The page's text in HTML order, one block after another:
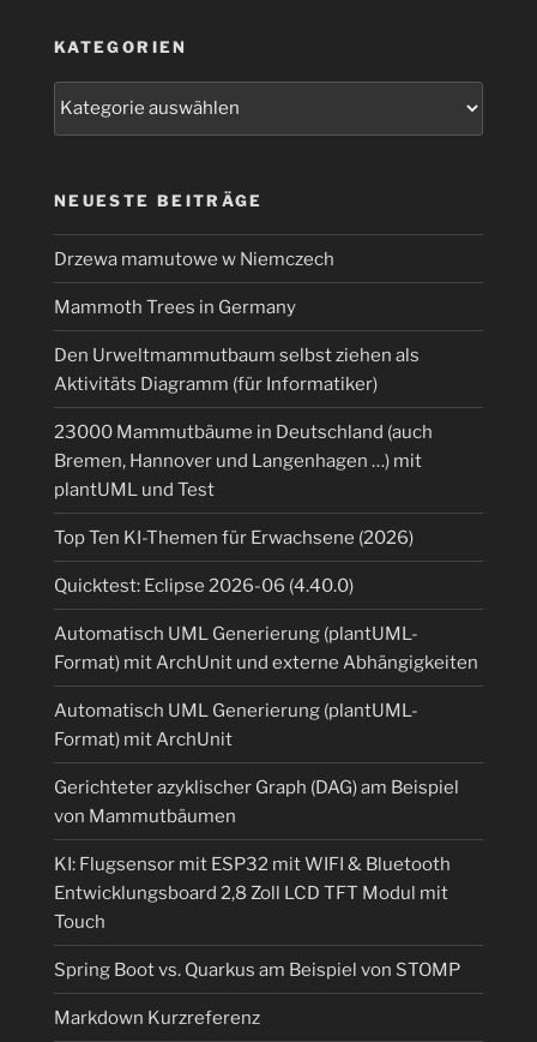
KATEGORIEN
NEUESTE BEITRÄGE
Drzewa mamutowe w Niemczech
Mammoth Trees in Germany
Den Urweltmammutbaum selbst ziehen als
Aktivitäts Diagramm (für Informatiker)
23000 Mammutbäume in Deutschland (auch
Bremen, Hannover und Langenhagen …) mit
plantUML und Test
Top Ten KI-Themen für Erwachsene (2026)
Quicktest: Eclipse 2026-06 (4.40.0)
Automatisch UML Generierung (plantUML-
Format) mit ArchUnit und externe Abhängigkeiten
Automatisch UML Generierung (plantUML-
Format) mit ArchUnit
Gerichteter azyklischer Graph (DAG) am Beispiel
von Mammutbäumen
KI: Flugsensor mit ESP32 mit WIFI & Bluetooth
Entwicklungsboard 2,8 Zoll LCD TFT Modul mit
Touch
Spring Boot vs. Quarkus am Beispiel von STOMP
Markdown Kurzreferenz